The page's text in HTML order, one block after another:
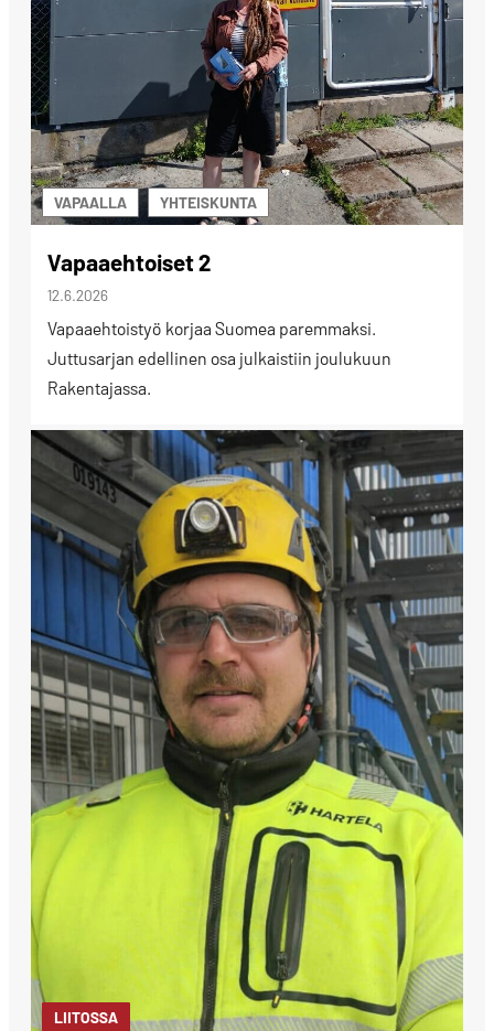
VAPAALLA YHTEISKUNTA
Vapaaehtoiset 2
12.6.2026
Vapaaehtoistyö korjaa Suomea paremmaksi.
Juttusarjan edellinen osa julkaistiin joulukuun
Rakentajassa.
LIITOSSA